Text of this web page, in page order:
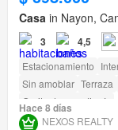
Casa in Nayon,
3 4,5
Estacionamiento
Sin amoblar Terraza
Garita de guardianía
Hace 8 días
NEXOS REALTY